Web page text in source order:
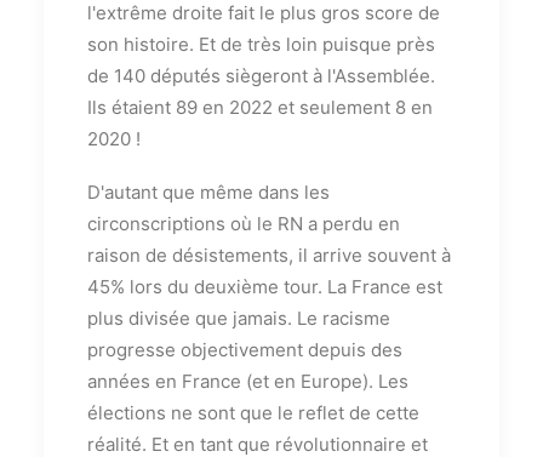
l'extrême droite fait le plus gros score de
son histoire. Et de très loin puisque près
de 140 députés siègeront à l'Assemblée.
Ils étaient 89 en 2022 et seulement 8 en
2020 !
D'autant que même dans les
circonscriptions où le RN a perdu en
raison de désistements, il arrive souvent à
45% lors du deuxième tour. La France est
plus divisée que jamais. Le racisme
progresse objectivement depuis des
années en France (et en Europe). Les
élections ne sont que le reflet de cette
réalité. Et en tant que révolutionnaire et